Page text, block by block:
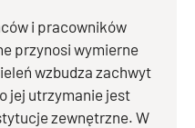
i pracowników
przynosi wymierne
wzbudza zachwyt
jej utrzymanie jest
zewnętrzne. W